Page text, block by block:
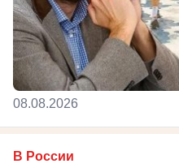
08.08.2026
В России